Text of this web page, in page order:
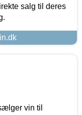
salg til deres
vin til